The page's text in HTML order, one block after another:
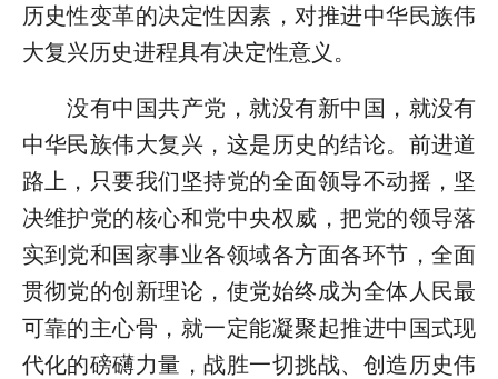
历史性变革的决定性因素，对推进中华民族伟
大复兴历史进程具有决定性意义。
没有中国共产党，就没有新中国，就没有
中华民族伟大复兴，这是历史的结论。前进道
路上，只要我们坚持党的全面领导不动摇，坚
决维护党的核心和党中央权威，把党的领导落
实到党和国家事业各领域各方面各环节，全面
贯彻党的创新理论，使党始终成为全体人民最
可靠的主心骨，就一定能凝聚起推进中国式现
代化的磅礴力量，战胜一切挑战、创造历史伟